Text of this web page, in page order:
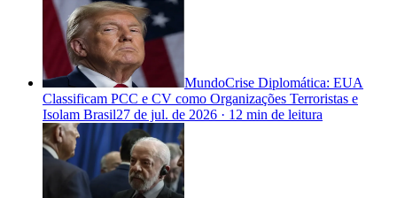
MundoCrise Diplomática: EUA
Classificam PCC e CV como Organizações Terroristas e
Isolam Brasil27 de jul. de 2026 · 12 min de leitura